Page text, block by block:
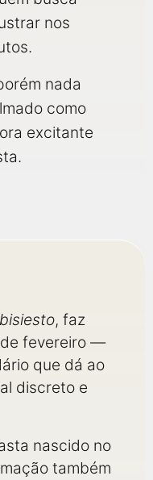
nos
nada
como
excitante
, faz
fevereiro —
que dá ao
discreto e
nascido no
também